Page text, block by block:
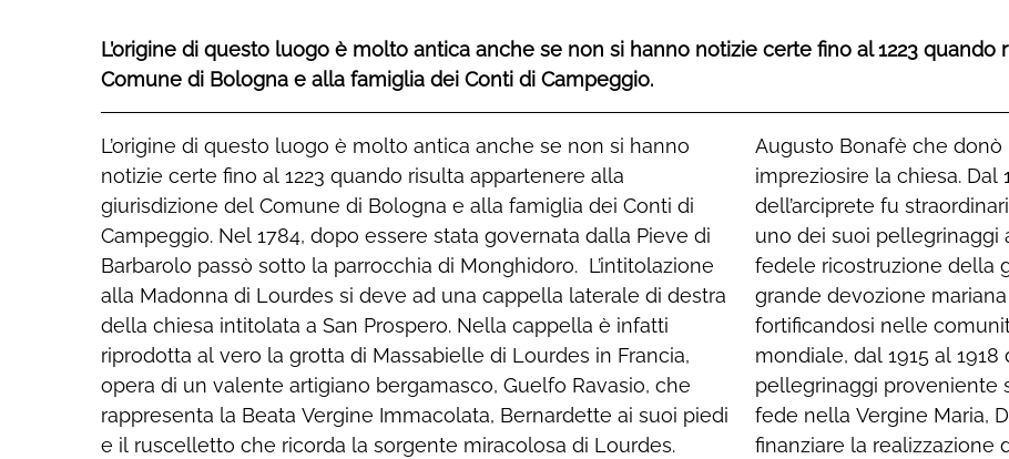
L’origine di questo luogo è molto antica anche se non si hanno notizie certe fino al 1223
Comune di Bologna e alla famiglia dei Conti di Campeggio.
L’origine di questo luogo è molto antica anche se non si hanno
notizie certe fino al 1223 quando risulta appartenere alla
giurisdizione del Comune di Bologna e alla famiglia dei Conti di
Campeggio. Nel 1784, dopo essere stata governata dalla Pieve di
Barbarolo passò sotto la parrocchia di Monghidoro. L’intitolazione
alla Madonna di Lourdes si deve ad una cappella laterale di destra
della chiesa intitolata a San Prospero. Nella cappella è infatti
riprodotta al vero la grotta di Massabielle di Lourdes in Francia,
opera di un valente artigiano bergamasco, Guelfo Ravasio, che
rappresenta la Beata Vergine Immacolata, Bernardette ai suoi piedi
e il ruscelletto che ricorda la sorgente miracolosa di Lourdes.
Augusto Bonafè che donò molti beni di sua proprietà per potere
impreziosire la chiesa. Dal 1919 e per ben 25 anni l’opera
dell’arciprete fu straordinariamente efficace. Nel 1923, reduce da
uno dei suoi pellegrinaggi a Lourdes decise di mettere mano alla
fedele ricostruzione della grotta. Campeggio ha sempre avuto una
grande devozione mariana che è andata via via sempre più
fortificandosi nelle comunità vicine. Durante la Prima guerra
mondiale, dal 1915 al 1918 divenne meta quotidiana di
pellegrinaggi proveniente sia da Bologna sia Firenze. Ispirato dalla
fede nella Vergine Maria, Don Bonafè in brevissimo tempo riuscì a
finanziare la realizzazione di diverse opere esterne al Santuario, di